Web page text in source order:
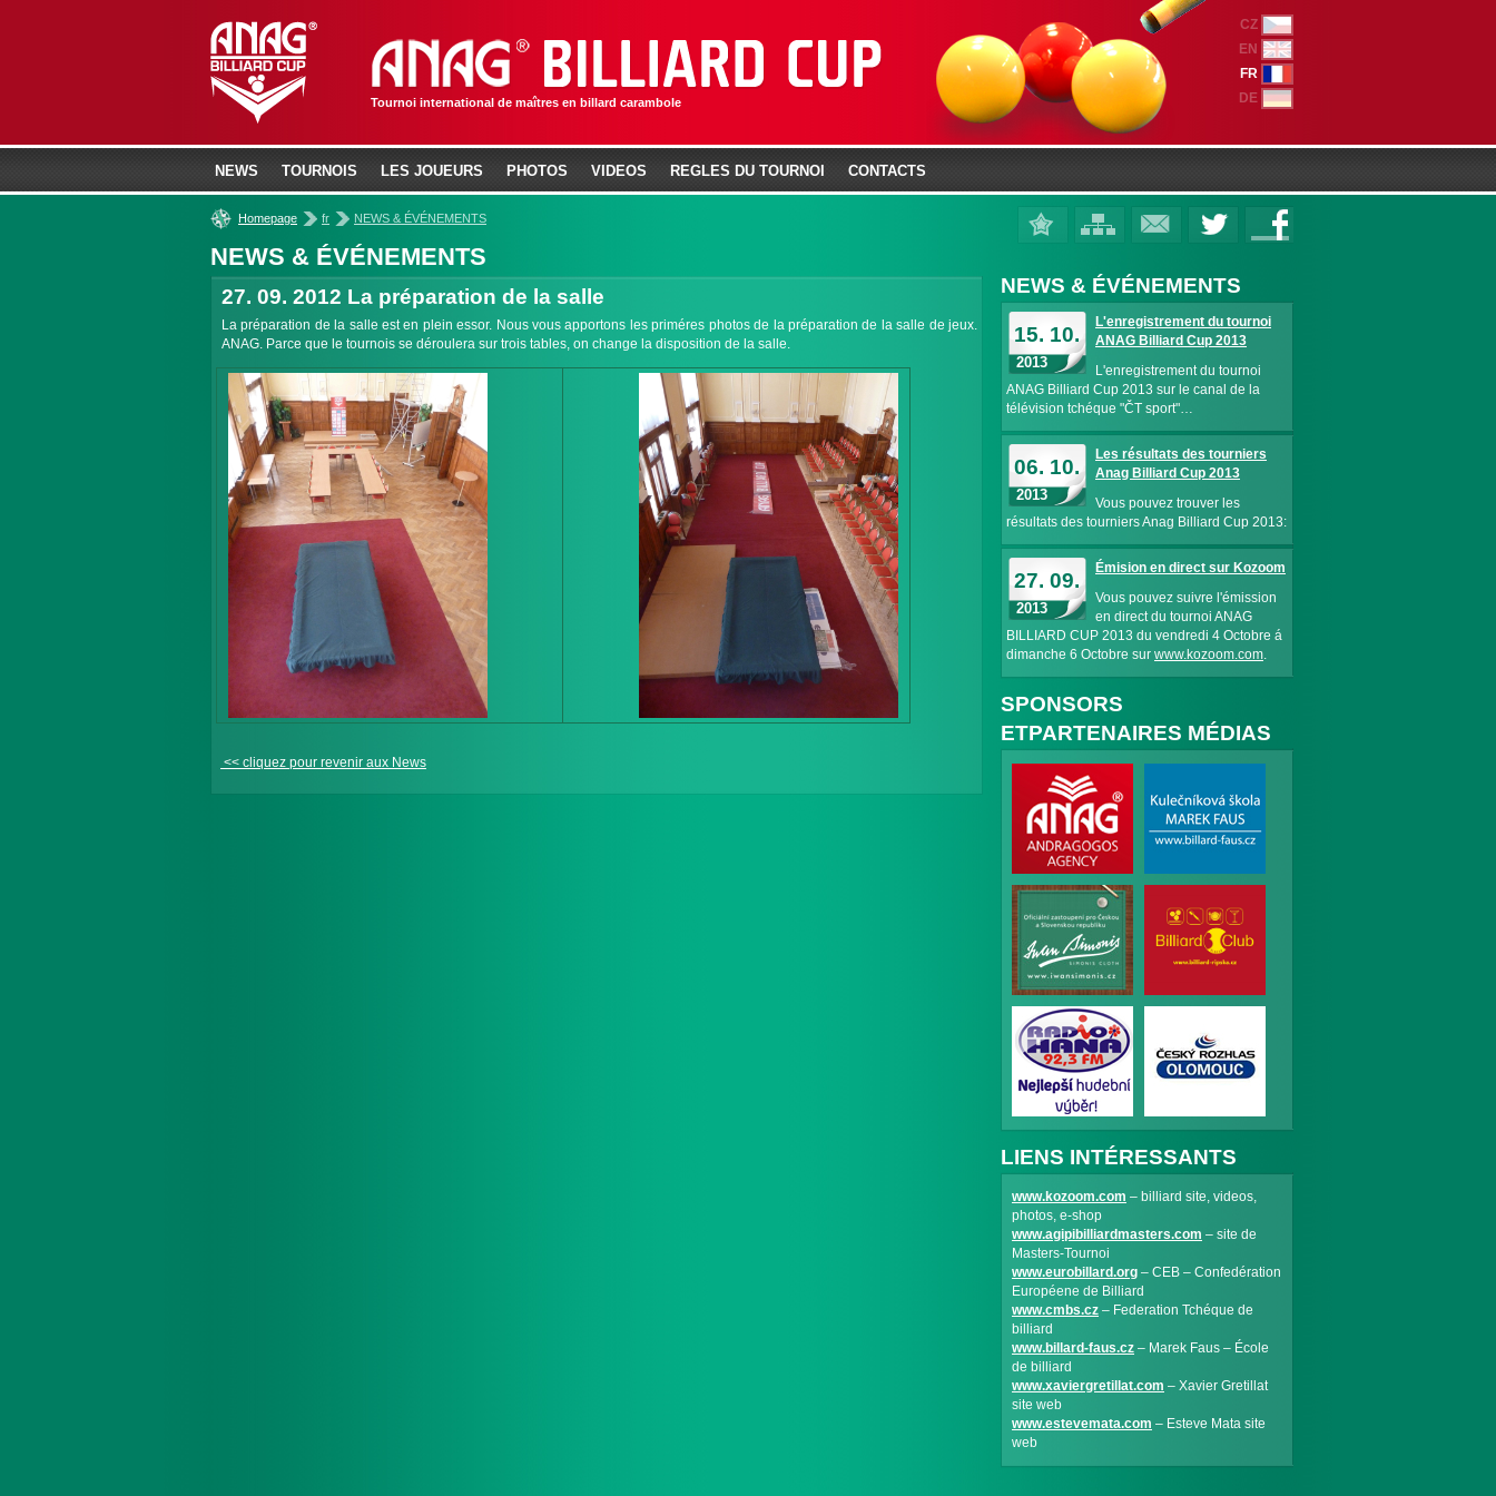
Homepage
» fr
» NEWS & ÉVÉNEMENTS
NEWS & ÉVÉNEMENTS
27. 09. 2012 La préparation de la salle
La préparation de la salle est en plein essor. Nous vous apportons les priméres photos de la préparation de la salle de jeux.
ANAG. Parce que le tournois se déroulera sur trois tables, on change la disposition de la salle.
<< cliquez pour revenir aux News
NEWS & ÉVÉNEMENTS
15. 10.
2013
L'enregistrement du tournoi
ANAG Billiard Cup 2013
L'enregistrement du tournoi
ANAG Billiard Cup 2013 sur le canal de la
télévision tchéque "ČT sport"…
06. 10.
2013
Les résultats des tourniers
Anag Billiard Cup 2013
Vous pouvez trouver les
résultats des tourniers Anag Billiard Cup 2013:
27. 09.
2013
Émision en direct sur Kozoom
Vous pouvez suivre l'émission
en direct du tournoi ANAG
BILLIARD CUP 2013 du vendredi 4 Octobre á
dimanche 6 Octobre sur www.kozoom.com.
SPONSORS
ETPARTENAIRES MÉDIAS
LIENS INTÉRESSANTS
www.kozoom.com – billiard site, videos,
photos, e-shop
www.agipibilliardmasters.com – site de
Masters-Tournoi
www.eurobillard.org – CEB – Confedération
Européene de Billiard
www.cmbs.cz – Federation Tchéque de
billiard
www.billard-faus.cz – Marek Faus – École
de billiard
www.xaviergretillat.com – Xavier Gretillat
site web
www.estevemata.com – Esteve Mata site
web
CZ
EN
FR
DE
Tournoi international de maîtres en billard carambole
NEWS TOURNOIS LES JOUEURS PHOTOS VIDEOS REGLES DU TOURNOI CONTACTS